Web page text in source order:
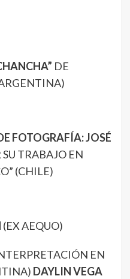
DE
FOTOGRAFÍA: JOSÉ
SU TRABAJO EN
(CHILE)
(EX AEQUO)
EN
DAYLIN VEGA